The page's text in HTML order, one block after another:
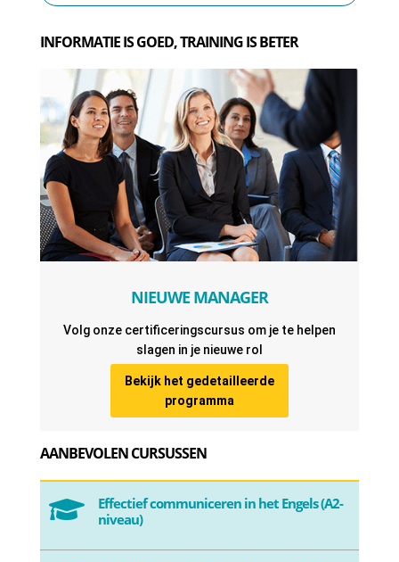
INFORMATIE IS GOED, TRAINING IS BETER
NIEUWE MANAGER
Volg onze certificeringscursus om je te helpen
slagen in je nieuwe rol
Bekijk het gedetailleerde
programma
AANBEVOLEN CURSUSSEN

Effectief communiceren in het Engels (A2-
niveau)